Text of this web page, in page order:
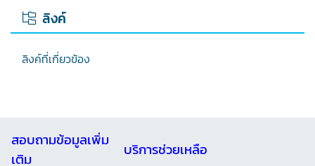
ลิงค์
ลิงค์ที่เกี่ยวข้อง
สอบถามข้อมูลเพิ่ม
เติม
บริการช่วยเหลือ